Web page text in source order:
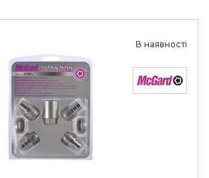
В наявності